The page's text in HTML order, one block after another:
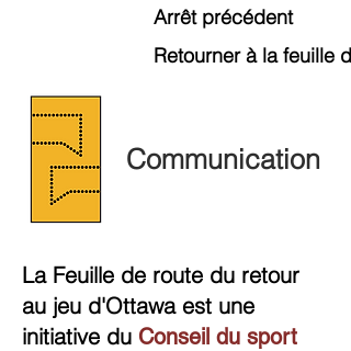
Communication
Arrêt précédent
Retourner à la feuille
La Feuille de route du retour
au jeu d'Ottawa est une
initiative du Conseil du sport